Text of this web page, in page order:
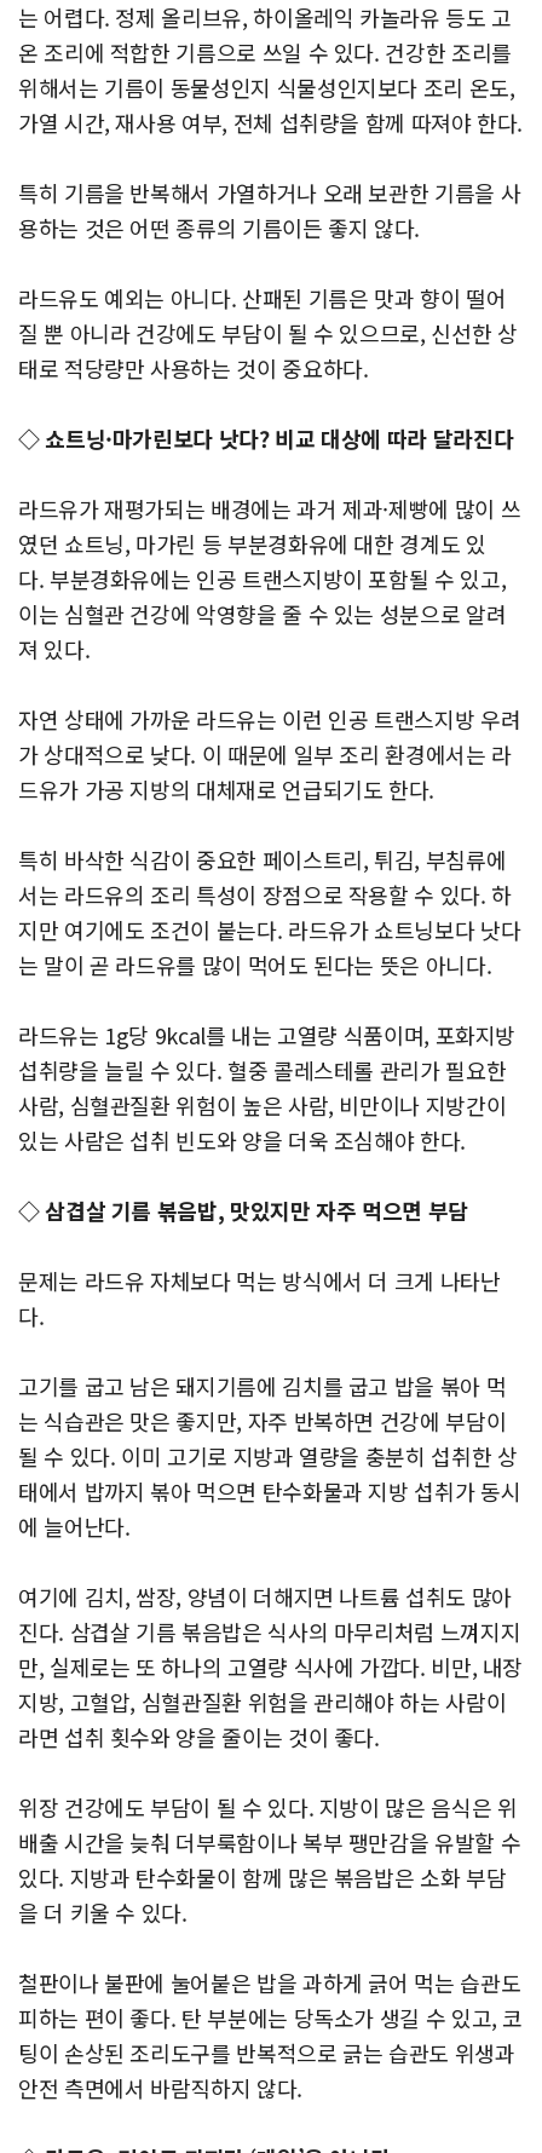
는 어렵다. 정제 올리브유, 하이올레익 카놀라유 등도 고
온 조리에 적합한 기름으로 쓰일 수 있다. 건강한 조리를
위해서는 기름이 동물성인지 식물성인지보다 조리 온도,
가열 시간, 재사용 여부, 전체 섭취량을 함께 따져야 한다.
특히 기름을 반복해서 가열하거나 오래 보관한 기름을 사
용하는 것은 어떤 종류의 기름이든 좋지 않다.
라드유도 예외는 아니다. 산패된 기름은 맛과 향이 떨어
질 뿐 아니라 건강에도 부담이 될 수 있으므로, 신선한 상
태로 적당량만 사용하는 것이 중요하다.
◇ 쇼트닝·마가린보다 낫다? 비교 대상에 따라 달라진다
라드유가 재평가되는 배경에는 과거 제과·제빵에 많이 쓰
였던 쇼트닝, 마가린 등 부분경화유에 대한 경계도 있
다. 부분경화유에는 인공 트랜스지방이 포함될 수 있고,
이는 심혈관 건강에 악영향을 줄 수 있는 성분으로 알려
져 있다.
자연 상태에 가까운 라드유는 이런 인공 트랜스지방 우려
가 상대적으로 낮다. 이 때문에 일부 조리 환경에서는 라
드유가 가공 지방의 대체재로 언급되기도 한다.
특히 바삭한 식감이 중요한 페이스트리, 튀김, 부침류에
서는 라드유의 조리 특성이 장점으로 작용할 수 있다. 하
지만 여기에도 조건이 붙는다. 라드유가 쇼트닝보다 낫다
는 말이 곧 라드유를 많이 먹어도 된다는 뜻은 아니다.
라드유는 1g당 9kcal를 내는 고열량 식품이며, 포화지방
섭취량을 늘릴 수 있다. 혈중 콜레스테롤 관리가 필요한
사람, 심혈관질환 위험이 높은 사람, 비만이나 지방간이
있는 사람은 섭취 빈도와 양을 더욱 조심해야 한다.
◇ 삼겹살 기름 볶음밥, 맛있지만 자주 먹으면 부담
문제는 라드유 자체보다 먹는 방식에서 더 크게 나타난
다.
고기를 굽고 남은 돼지기름에 김치를 굽고 밥을 볶아 먹
는 식습관은 맛은 좋지만, 자주 반복하면 건강에 부담이
될 수 있다. 이미 고기로 지방과 열량을 충분히 섭취한 상
태에서 밥까지 볶아 먹으면 탄수화물과 지방 섭취가 동시
에 늘어난다.
여기에 김치, 쌈장, 양념이 더해지면 나트륨 섭취도 많아
진다. 삼겹살 기름 볶음밥은 식사의 마무리처럼 느껴지지
만, 실제로는 또 하나의 고열량 식사에 가깝다. 비만, 내장
지방, 고혈압, 심혈관질환 위험을 관리해야 하는 사람이
라면 섭취 횟수와 양을 줄이는 것이 좋다.
위장 건강에도 부담이 될 수 있다. 지방이 많은 음식은 위
배출 시간을 늦춰 더부룩함이나 복부 팽만감을 유발할 수
있다. 지방과 탄수화물이 함께 많은 볶음밥은 소화 부담
을 더 키울 수 있다.
철판이나 불판에 눌어붙은 밥을 과하게 긁어 먹는 습관도
피하는 편이 좋다. 탄 부분에는 당독소가 생길 수 있고, 코
팅이 손상된 조리도구를 반복적으로 긁는 습관도 위생과
안전 측면에서 바람직하지 않다.